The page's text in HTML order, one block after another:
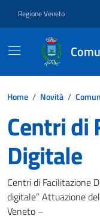
Regione Veneto
Home / Novità /
Centri di
Digitale
Dettagli
Centri di Facilitazione
digitale” Attuazione
Veneto –